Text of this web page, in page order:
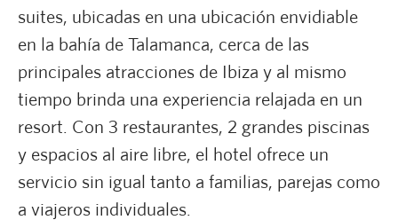
suites, ubicadas en una ubicación envidiable
en la bahía de Talamanca, cerca de las
principales atracciones de Ibiza y al mismo
tiempo brinda una experiencia relajada en un
resort. Con 3 restaurantes, 2 grandes piscinas
y espacios al aire libre, el hotel ofrece un
servicio sin igual tanto a familias, parejas como
a viajeros individuales.